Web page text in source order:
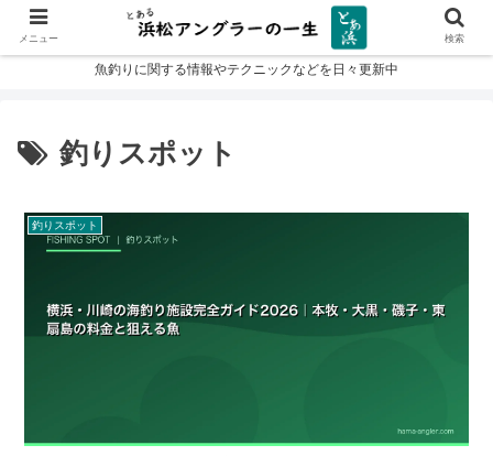
魚釣りに関する情報やテクニックなどを日々更新中
釣りスポット
釣りスポット
メニュー 検索